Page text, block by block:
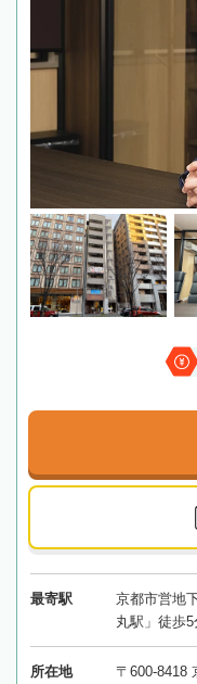
最寄駅
京都市営地
丸駅」徒歩5
所在地
〒600-8418